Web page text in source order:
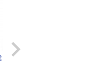
未経験歓迎！半導体製
